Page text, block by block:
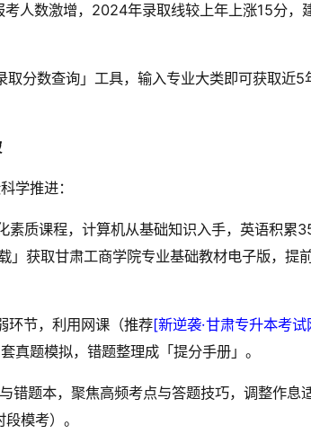
人数激增，2024年录取线较上年上涨15分，
取分数查询」工具，输入专业大类即可获取近5
学推进：
素质课程，计算机从基础知识入手，英语积累
」获取甘肃工商学院专业基础教材电子版，提
环节，利用网课（推荐[新逆袭·甘肃专升本考试
真题模拟，错题整理成「提分手册」。
错题本，聚焦高频考点与答题技巧，调整作息
模考）。